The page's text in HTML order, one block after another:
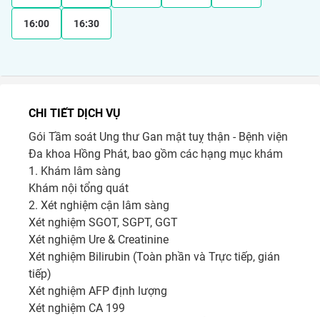
16:00 16:30
CHI TIẾT DỊCH VỤ
Gói Tầm soát Ung thư Gan mật tuỵ thận - Bệnh viện
Đa khoa Hồng Phát, bao gồm các hạng mục khám
1. Khám lâm sàng
Khám nội tổng quát
2. Xét nghiệm cận lâm sàng
Xét nghiệm SGOT, SGPT, GGT
Xét nghiệm Ure & Creatinine
Xét nghiệm Bilirubin (Toàn phần và Trực tiếp, gián
tiếp)
Xét nghiệm AFP định lượng
Xét nghiệm CA 199